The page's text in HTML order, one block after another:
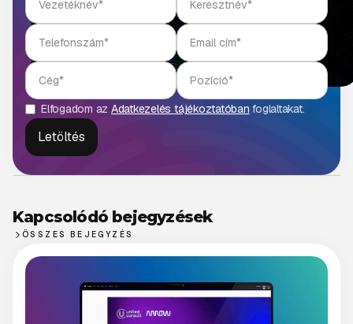
Elfogadom az Adatkezelés tájékoztatóban foglaltakat.
Kapcsolódó bejegyzések
ÖSSZES BEJEGYZÉS